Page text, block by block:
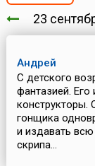
23
Андрей
С детского
фантазией.
конструкторы.
гонщика
и издавать
скрипа...